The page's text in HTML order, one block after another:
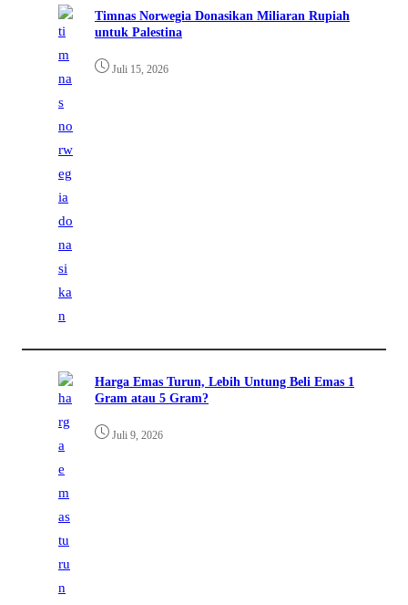
Timnas Norwegia Donasikan Miliaran Rupiah
untuk Palestina
Juli 15, 2026
Harga Emas Turun, Lebih Untung Beli Emas 1
Gram atau 5 Gram?
Juli 9, 2026